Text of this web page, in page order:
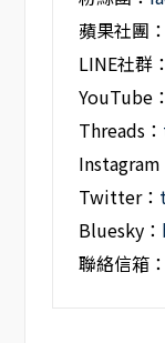
蘋果社團
LINE社群：
YouTube
Threads：
Instagram
Twitter：
Bluesky：
聯絡信箱：